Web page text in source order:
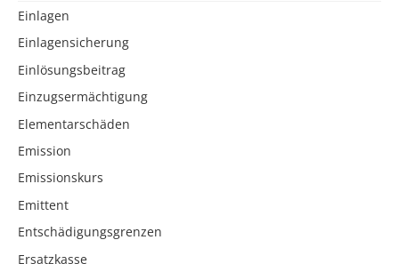
Einlagen
Einlagensicherung
Einlösungsbeitrag
Einzugsermächtigung
Elementarschäden
Emission
Emissionskurs
Emittent
Entschädigungsgrenzen
Ersatzkasse